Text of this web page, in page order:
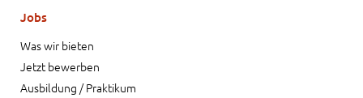
Jobs
Was wir bieten
Jetzt bewerben
Ausbildung / Praktikum